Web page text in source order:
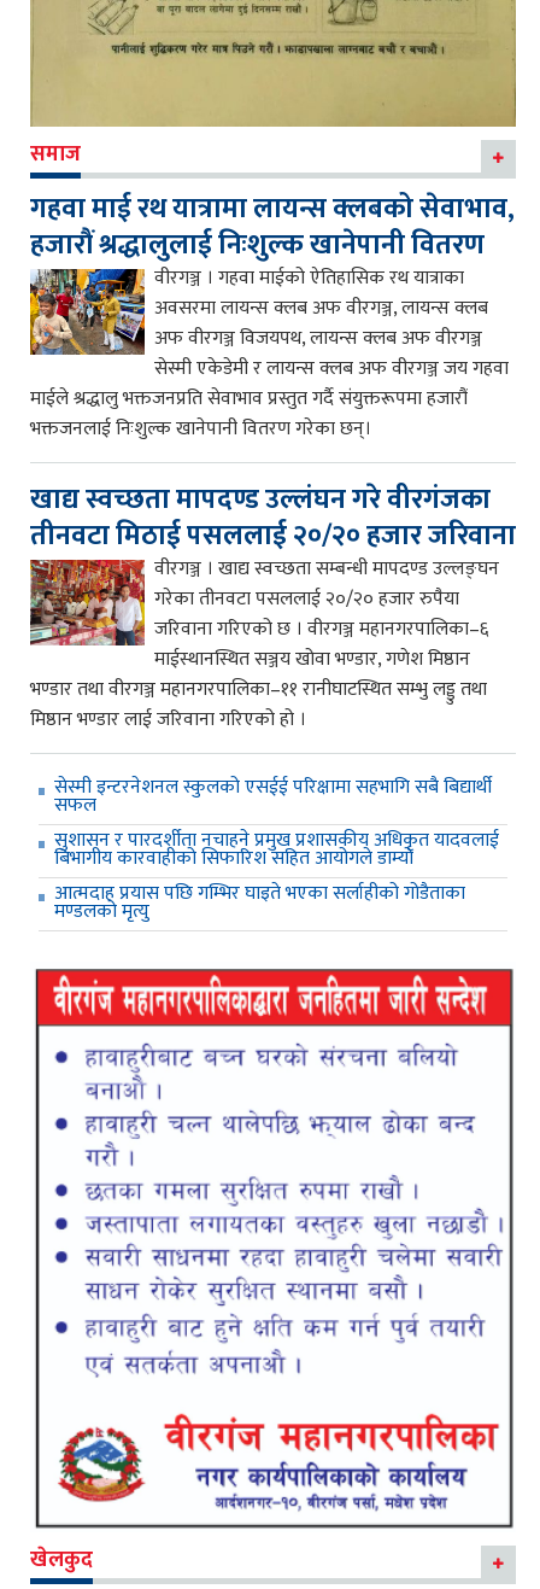
समाज
गहवा माई रथ यात्रामा लायन्स क्लबको सेवाभाव,
हजारौं श्रद्धालुलाई निःशुल्क खानेपानी वितरण
वीरगञ्ज । गहवा माईको ऐतिहासिक रथ यात्राका
अवसरमा लायन्स क्लब अफ वीरगञ्ज, लायन्स क्लब
अफ वीरगञ्ज विजयपथ, लायन्स क्लब अफ वीरगञ्ज
सेस्मी एकेडेमी र लायन्स क्लब अफ वीरगञ्ज जय गहवा
माईले श्रद्धालु भक्तजनप्रति सेवाभाव प्रस्तुत गर्दै संयुक्तरूपमा हजारौं
भक्तजनलाई निःशुल्क खानेपानी वितरण गरेका छन्।
खाद्य स्वच्छता मापदण्ड उल्लंघन गरे वीरगंजका
तीनवटा मिठाई पसललाई २०/२० हजार जरिवाना
वीरगञ्ज । खाद्य स्वच्छता सम्बन्धी मापदण्ड उल्लङ्घन
गरेका तीनवटा पसललाई २०/२० हजार रुपैया
जरिवाना गरिएको छ । वीरगञ्ज महानगरपालिका–६
माईस्थानस्थित सञ्जय खोवा भण्डार, गणेश मिष्ठान
भण्डार तथा वीरगञ्ज महानगरपालिका–११ रानीघाटस्थित सम्भु लड्डु तथा
मिष्ठान भण्डार लाई जरिवाना गरिएको हो ।
सेस्मी इन्टरनेशनल स्कुलको एसईई परिक्षामा सहभागि सबै बिद्यार्थी
सफल
सुशासन र पारदर्शीता नचाहने प्रमुख प्रशासकीय अधिकृत यादवलाई
बिभागीय कारवाहीको सिफारिश सहित आयोगले डाम्यो
आत्मदाह प्रयास पछि गम्भिर घाइते भएका सर्लाहीको गोडैताका
मण्डलको मृत्यु
खेलकुद